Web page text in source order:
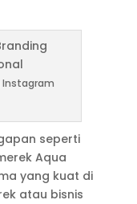
Instagram
seperti
Aqua
yang kuat di
atau bisnis